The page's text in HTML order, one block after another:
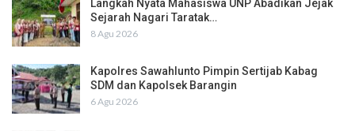
Langkah Nyata Mahasiswa UNP Abadikan Jejak
Sejarah Nagari Taratak…
8 Agu 2026
Kapolres Sawahlunto Pimpin Sertijab Kabag
SDM dan Kapolsek Barangin
6 Agu 2026